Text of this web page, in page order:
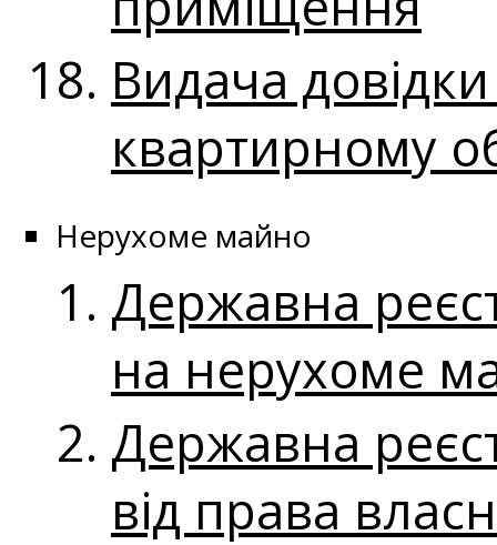
Видача
квартирному
Нерухоме майно
Державна
на нерухоме
Державна
від права